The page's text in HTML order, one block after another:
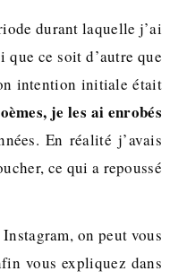
durant laquelle j’ai
que ce soit d’autre que
intention initiale était
je les ai enrobés
En réalité j’avais
ce qui a repoussé
on peut vous
vous expliquez dans